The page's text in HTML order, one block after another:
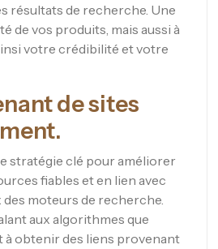
résultats de recherche. Une
de vos produits, mais aussi à
votre crédibilité et votre
de sites
stratégie clé pour améliorer
fiables et en lien avec
moteurs de recherche.
aux algorithmes que
à obtenir des liens provenant